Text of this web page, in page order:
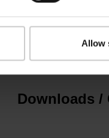
Allow
gepratzt,
Downloads /